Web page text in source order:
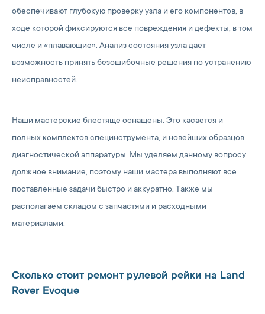
обеспечивают глубокую проверку узла и его компонентов, в
ходе которой фиксируются все повреждения и дефекты, в том
числе и «плавающие». Анализ состояния узла дает
возможность принять безошибочные решения по устранению
неисправностей.
Наши мастерские блестяще оснащены. Это касается и
полных комплектов специнструмента, и новейших образцов
диагностической аппаратуры. Мы уделяем данному вопросу
должное внимание, поэтому наши мастера выполняют все
поставленные задачи быстро и аккуратно. Также мы
располагаем складом с запчастями и расходными
материалами.
Сколько стоит ремонт рулевой рейки на Land
Rover Evoque